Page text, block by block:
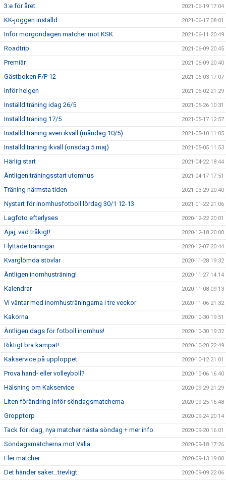
3:e för året. 2021-06-19 17:04
KK-joggen inställd. 2021-06-17 08:01
Inför morgondagen matcher mot KSK. 2021-06-11 20:49
Roadtrip 2021-06-09 20:45
Premiär 2021-06-09 20:40
Gästboken F/P 12 2021-06-03 17:07
Inför helgen 2021-06-02 21:29
Inställd träning idag 26/5 2021-05-26 10:31
Inställd träning 17/5 2021-05-17 12:57
Inställd träning även ikväll (måndag 10/5) 2021-05-10 11:05
Inställd träning ikväll (onsdag 5 maj) 2021-05-05 11:53
Härlig start 2021-04-22 18:44
Äntligen träningsstart utomhus 2021-04-17 17:51
Träning närmsta tiden 2021-03-29 20:40
Nystart för inomhusfotboll lördag 30/1 12-13 2021-01-22 21:06
Lagfoto efterlyses 2020-12-22 20:01
Ajaj, vad tråkigt! 2020-12-18 20:00
Flyttade träningar 2020-12-07 20:44
Kvarglömda stövlar 2020-11-28 19:32
Äntligen inomhusträning! 2020-11-27 14:14
Kalendrar 2020-11-08 09:13
Vi väntar med inomhusträningarna i tre veckor 2020-11-06 21:32
Kakorna 2020-10-30 19:51
Äntligen dags för fotboll inomhus! 2020-10-30 19:32
Riktigt bra kämpat! 2020-10-20 22:49
Kakservice på upploppet 2020-10-12 21:01
Prova hand- eller volleyboll? 2020-10-06 16:40
Hälsning om Kakservice 2020-09-29 21:29
Liten förändring inför söndagsmatcherna 2020-09-25 16:48
Gropptorp 2020-09-24 20:14
Tack för idag, nya matcher nästa söndag + mer info 2020-09-20 16:01
Söndagsmatcherna mot Valla 2020-09-18 17:26
Fler matcher 2020-09-13 19:00
Det händer saker...trevligt. 2020-09-09 22:06